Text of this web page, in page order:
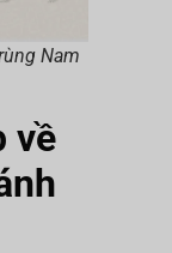
Nam
về